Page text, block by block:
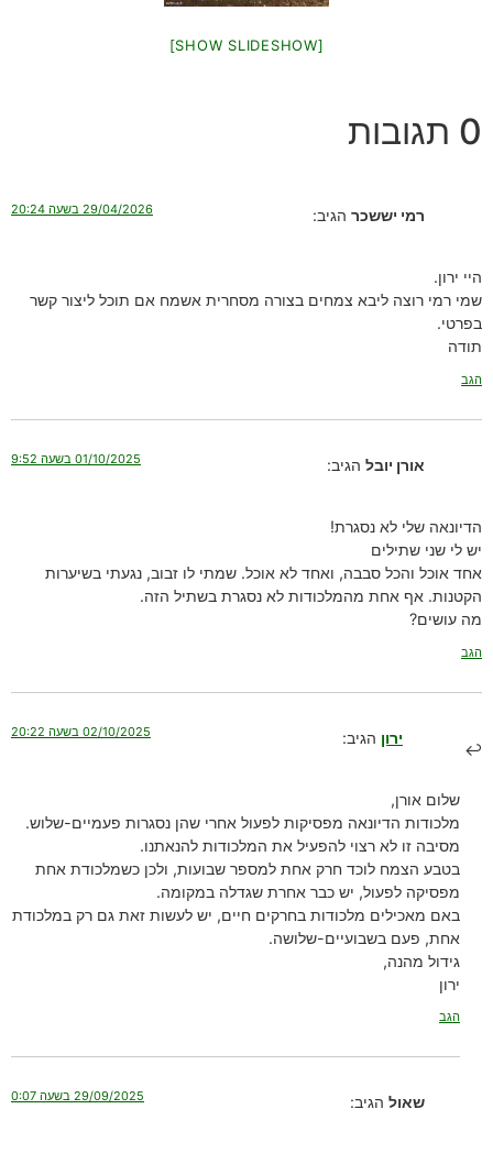
[SHOW SLIDESHOW]
0 תגובות
רמי יששכר הגיב: 29/04/2026 בשעה 20:24
היי ירון.
שמי רמי רוצה ליבא צמחים בצורה מסחרית אשמח אם תוכל ליצור קשר
בפרטי.
תודה
הגב
אורן יובל הגיב: 01/10/2025 בשעה 9:52
הדיונאה שלי לא נסגרת!
יש לי שני שתילים
אחד אוכל והכל סבבה, ואחד לא אוכל. שמתי לו זבוב, נגעתי בשיערות
הקטנות. אף אחת מהמלכודות לא נסגרת בשתיל הזה.
מה עושים?
הגב
ירון הגיב: 02/10/2025 בשעה 20:22
שלום אורן,
מלכודות הדיונאה מפסיקות לפעול אחרי שהן נסגרות פעמיים-שלוש.
מסיבה זו לא רצוי להפעיל את המלכודות להנאתנו.
בטבע הצמח לוכד חרק אחת למספר שבועות, ולכן כשמלכודת אחת
מפסיקה לפעול, יש כבר אחרת שגדלה במקומה.
באם מאכילים מלכודות בחרקים חיים, יש לעשות זאת גם רק במלכודת
אחת, פעם בשבועיים-שלושה.
גידול מהנה,
ירון
הגב
שאול הגיב: 29/09/2025 בשעה 0:07